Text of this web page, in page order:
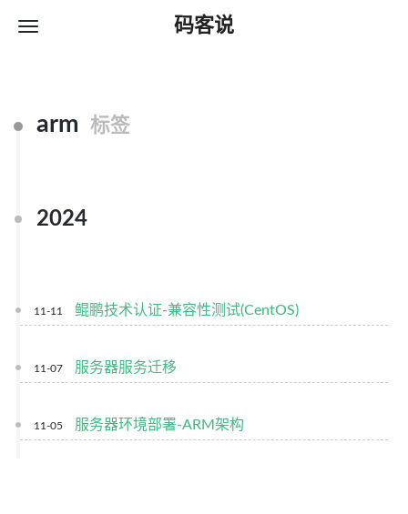
码客说
arm 标签
2024
11-11 鲲鹏技术认证-兼容性测试(CentOS)
11-07 服务器服务迁移
11-05 服务器环境部署-ARM架构